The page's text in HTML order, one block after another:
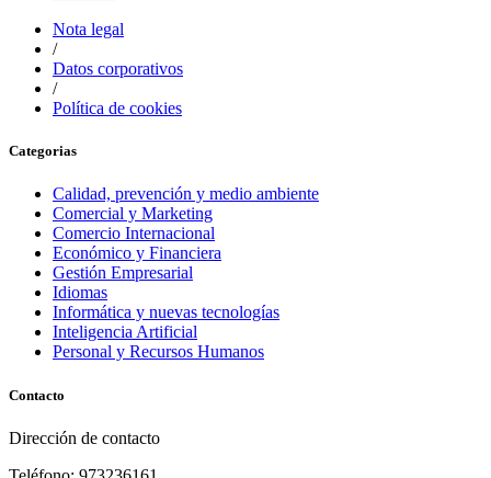
Nota legal
/
Datos corporativos
/
Política de cookies
Categorias
Calidad, prevención y medio ambiente
Comercial y Marketing
Comercio Internacional
Económico y Financiera
Gestión Empresarial
Idiomas
Informática y nuevas tecnologías
Inteligencia Artificial
Personal y Recursos Humanos
Contacto
Dirección de contacto